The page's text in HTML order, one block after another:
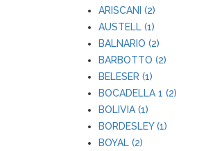
ARISCANI (2)
AUSTELL (1)
BALNARIO (2)
BARBOTTO (2)
BELESER (1)
BOCADELLA 1 (2)
BOLIVIA (1)
BORDESLEY (1)
BOYAL (2)